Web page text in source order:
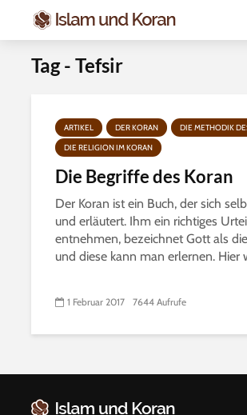
Tag - Tefsir
ARTIKEL DER KORAN
DIE METHODIK
DIE RELIGION IM KORAN
Die Begriffe des Koran
Der Koran ist ein Buch, der sich
und erläutert. Ihm ein richtiges
entnehmen, bezeichnet Gott als
und diese kann man erlernen. Hier
1 Februar 2017 7644 Aufrufe